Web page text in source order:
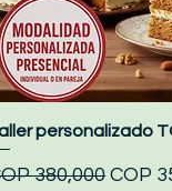
personalizado
Price
380,000 Sale
COP